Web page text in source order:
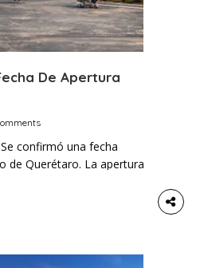
De Apertura
confirmó una fecha
de Querétaro. La apertura
secretario de Desarrollo